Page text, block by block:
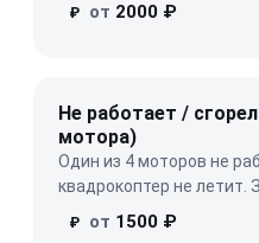
₽ от 2000 ₽
Не работает /
мотора)
Один из 4 моторов не
квадрокоптер не летит.
₽ от 1500 ₽